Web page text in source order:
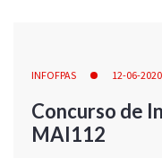
INFOFPAS 12-06-2020
Concurso de
MAI112